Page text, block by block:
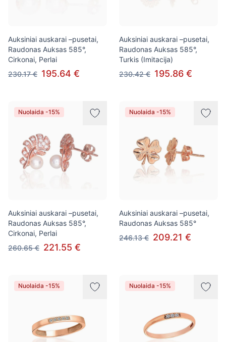
Auksiniai auskarai –pusetai,
Raudonas Auksas 585°,
Cirkonai, Perlai
230.17 € 195.64 €
Auksiniai auskarai –pusetai,
Raudonas Auksas 585°,
Turkis (Imitacija)
230.42 € 195.86 €
Nuolaida -15%
Auksiniai auskarai –pusetai,
Raudonas Auksas 585°,
Cirkonai, Perlai
260.65 € 221.55 €
Nuolaida -15%
Auksiniai auskarai –pusetai,
Raudonas Auksas 585°
246.13 € 209.21 €
Nuolaida -15% Nuolaida -15%